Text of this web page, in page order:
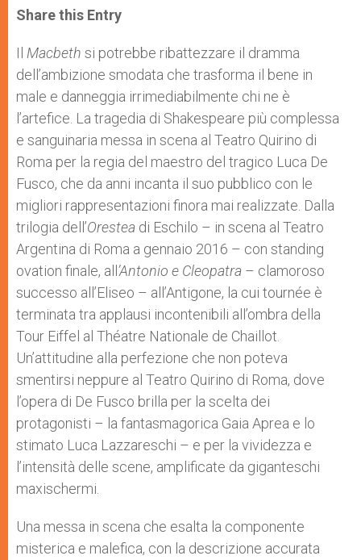
t
s
p
p
s
e
g
e
r
e
b
o
k
r
Share this Entry
Il Macbeth si potrebbe ribattezzare il dramma
dell’ambizione smodata che trasforma il bene in
male e danneggia irrimediabilmente chi ne è
l’artefice. La tragedia di Shakespeare più complessa
e sanguinaria messa in scena al Teatro Quirino di
Roma per la regia del maestro del tragico Luca De
Fusco, che da anni incanta il suo pubblico con le
migliori rappresentazioni finora mai realizzate. Dalla
trilogia dell’Orestea di Eschilo – in scena al Teatro
Argentina di Roma a gennaio 2016 – con standing
ovation finale, all’Antonio e Cleopatra – clamoroso
successo all’Eliseo – all’Antigone, la cui tournée è
terminata tra applausi incontenibili all’ombra della
Tour Eiffel al Théatre Nationale de Chaillot.
Un’attitudine alla perfezione che non poteva
smentirsi neppure al Teatro Quirino di Roma, dove
l’opera di De Fusco brilla per la scelta dei
protagonisti – la fantasmagorica Gaia Aprea e lo
stimato Luca Lazzareschi – e per la vividezza e
l’intensità delle scene, amplificate da giganteschi
maxischermi.
Una messa in scena che esalta la componente
misterica e malefica, con la descrizione accurata